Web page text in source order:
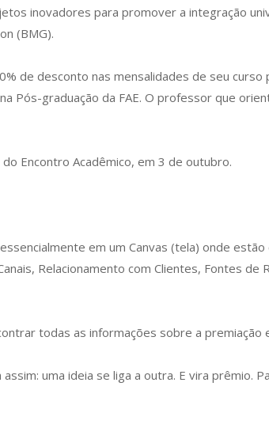
inovadores para promover a integração
(BMG).
de desconto nas mensalidades de seu
Pós-graduação da FAE. O professor que
Encontro Acadêmico, em 3 de outubro.
em um Canvas (tela) onde
Relacionamento com Clientes, Fontes de
todas as informações sobre a premiação
uma ideia se liga a outra. E vira prêmio.